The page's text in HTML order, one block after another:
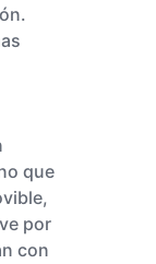
que
por
con